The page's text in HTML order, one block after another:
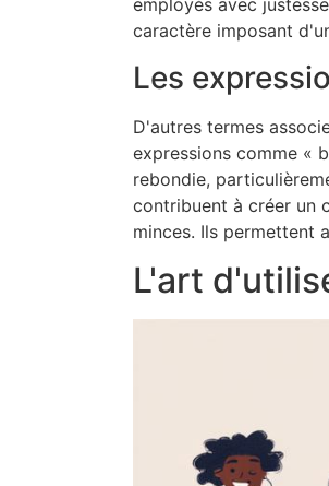
employés avec
caractère imposant
Les
D'autres termes
expressions comme «
rebondie,
contribuent à créer un
minces. Ils permettent
L'art